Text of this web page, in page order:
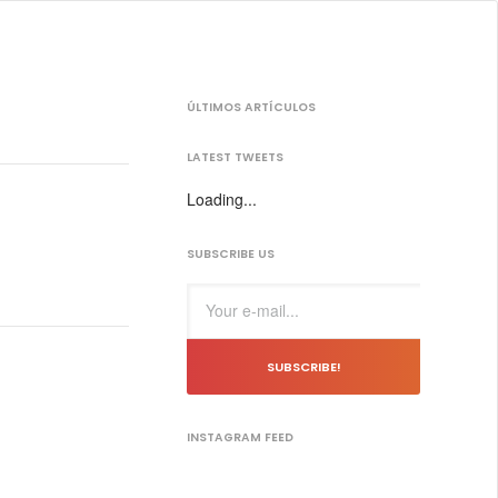
ÚLTIMOS ARTÍCULOS
LATEST TWEETS
Loading...
SUBSCRIBE US
SUBSCRIBE!
INSTAGRAM FEED